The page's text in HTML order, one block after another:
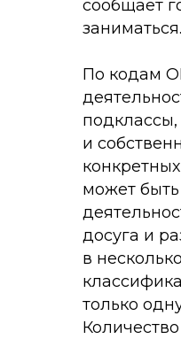
сообщает
заниматься.
По кодам
и
может
досуга и
в
только